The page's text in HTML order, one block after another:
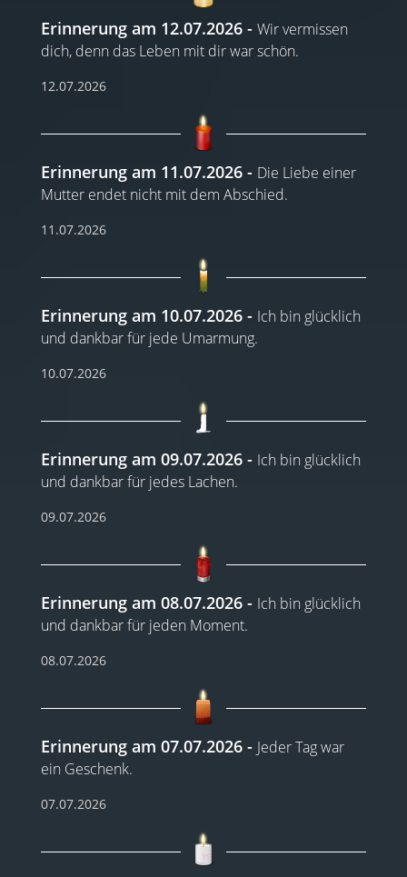
Erinnerung am 12.07.2026
Wir vermissen
dich, denn das Leben mit dir war schön.
12.07.2026
Erinnerung am 11.07.2026
Die Liebe einer
Mutter endet nicht mit dem Abschied.
11.07.2026
Erinnerung am 10.07.2026
Ich bin glücklich
und dankbar für jede Umarmung.
10.07.2026
Erinnerung am 09.07.2026
Ich bin glücklich
und dankbar für jedes Lachen.
09.07.2026
Erinnerung am 08.07.2026
Ich bin glücklich
und dankbar für jeden Moment.
08.07.2026
Erinnerung am 07.07.2026
Jeder Tag war
ein Geschenk.
07.07.2026